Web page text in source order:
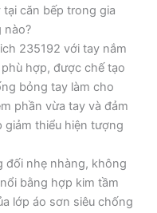
căn bếp trong gia
nào?
235192 với tay nắm
hợp, được chế tạo
bỏng tay làm cho
phần vừa tay và đảm
giảm thiểu hiện tượng
đối nhẹ nhàng, không
bằng hợp kim tầm
lớp áo sơn siêu chống